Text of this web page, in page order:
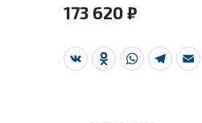
173 620 ₽
VK Odnoklassniki
WhatsApp